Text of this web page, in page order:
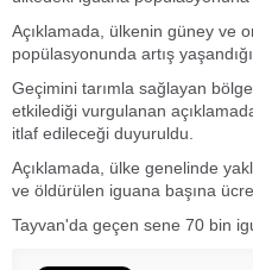
Açıklamada, ülkenin güney ve
popülasyonunda artış
Geçimini tarımla sağlayan
etkilediği vurgulanan
itlaf edileceği duyuruldu.
Açıklamada, ülke genelinde
ve öldürülen iguana başına
Tayvan'da geçen sene 70 bin